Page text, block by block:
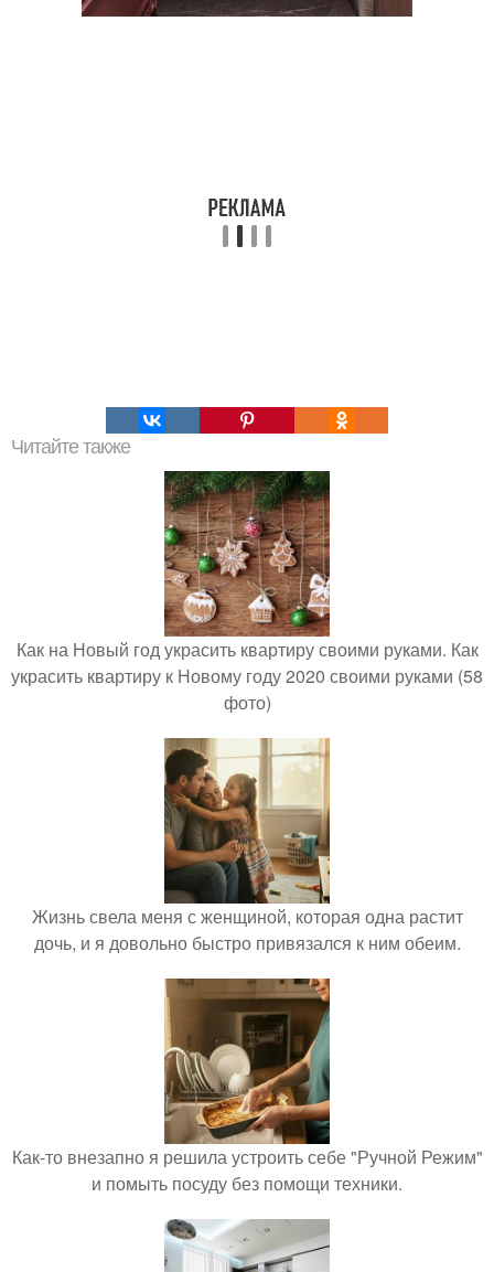
Читайте также
Как на Новый год украсить квартиру своими руками. Как
украсить квартиру к Новому году 2020 своими руками (58
фото)
Жизнь свела меня с женщиной, которая одна растит
дочь, и я довольно быстро привязался к ним обеим.
Как-то внезапно я решила устроить себе "Ручной Режим"
и помыть посуду без помощи техники.